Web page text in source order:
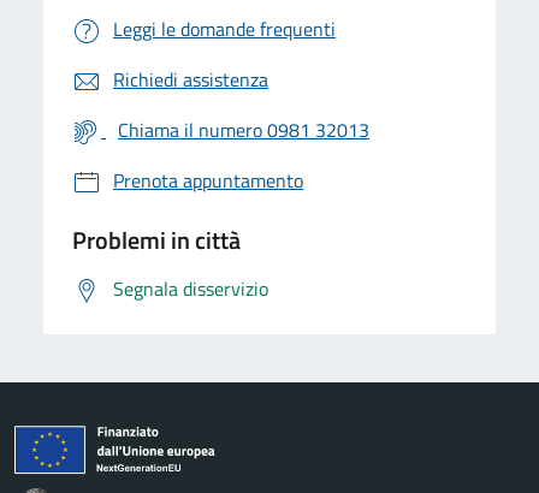
Leggi le domande frequenti
Richiedi assistenza
Chiama il numero 0981 32013
Prenota appuntamento
Problemi in città
Segnala disservizio